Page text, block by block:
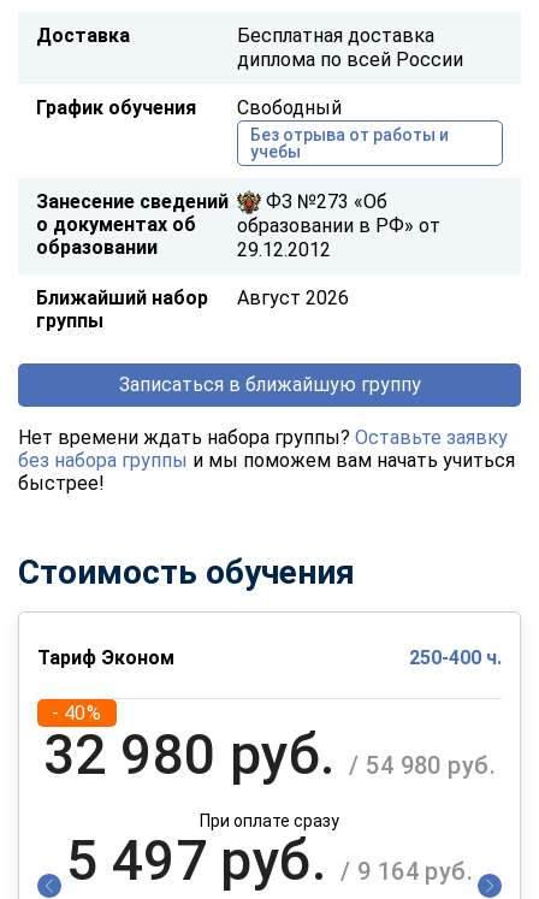
Доставка
Бесплатная доставка
диплома по всей России
График обучения Свободный
Без отрыва от работы и
учебы
Занесение сведений
о документах об
образовании
ФЗ №273 «Об
образовании в РФ» от
29.12.2012
Ближайший набор
группы
Август 2026
Записаться в ближайшую группу
Нет времени ждать набора группы? Оставьте заявку
без набора группы и мы поможем вам начать учиться
быстрее!
Стоимость обучения
Тариф Эконом 250-400 ч.
- 40%
32 980 руб. / 54 980 руб.
При оплате сразу
5 497 руб. / 9 164 руб.